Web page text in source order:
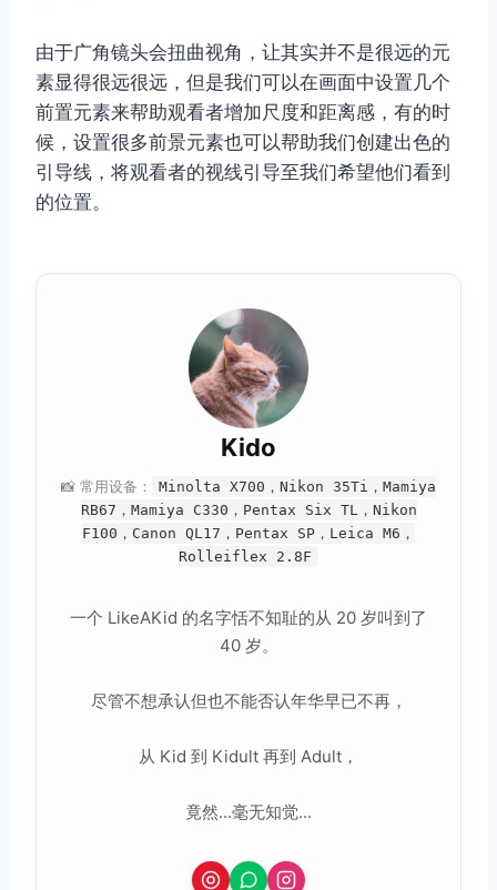
由于广角镜头会扭曲视角，让其实并不是很远的元
素显得很远很远，但是我们可以在画面中设置几个
前置元素来帮助观看者增加尺度和距离感，有的时
候，设置很多前景元素也可以帮助我们创建出色的
引导线，将观看者的视线引导至我们希望他们看到
的位置。
Kido
📸 常用设备：
Minolta X700，Nikon 35Ti，Mamiya
RB67，Mamiya C330，Pentax Six TL，Nikon
F100，Canon QL17，Pentax SP，Leica M6，
Rolleiflex 2.8F
一个 LikeAKid 的名字恬不知耻的从 20 岁叫到了
40 岁。
尽管不想承认但也不能否认年华早已不再，
从 Kid 到 Kidult 再到 Adult，
竟然...毫无知觉...